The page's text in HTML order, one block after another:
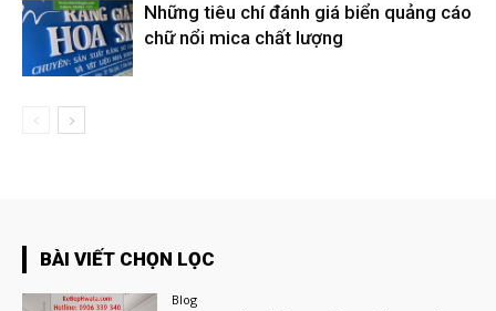
Những tiêu chí đánh giá biển quảng cáo
chữ nổi mica chất lượng
BÀI VIẾT CHỌN LỌC
Blog